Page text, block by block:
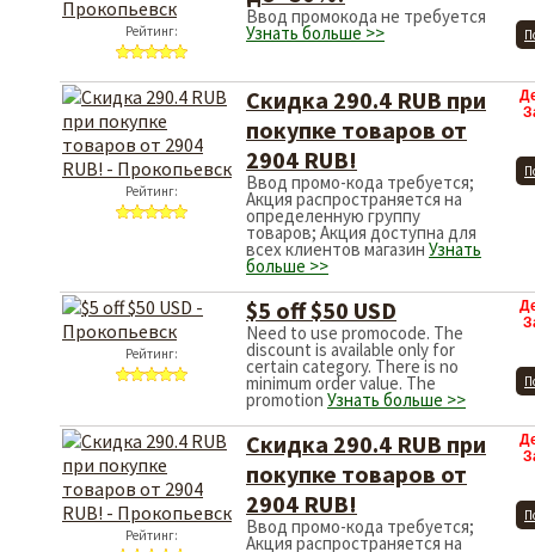
Рейтинг:
Ввод промокода не требуется
Узнать больше >>
Рейтинг:
Скидка 290.4 RUB при
покупке товаров от
2904 RUB!
Ввод промо-кода требуется;
Акция распространяется на
определенную группу
товаров; Акция доступна для
всех клиентов магазин Узнать
больше >>
Рейтинг:
$5 off $50 USD
Need to use promocode. The
discount is available only for
certain category. There is no
minimum order value. The
promotion Узнать больше >>
Рейтинг:
Скидка 290.4 RUB при
покупке товаров от
2904 RUB!
Ввод промо-кода требуется;
Акция распространяется на